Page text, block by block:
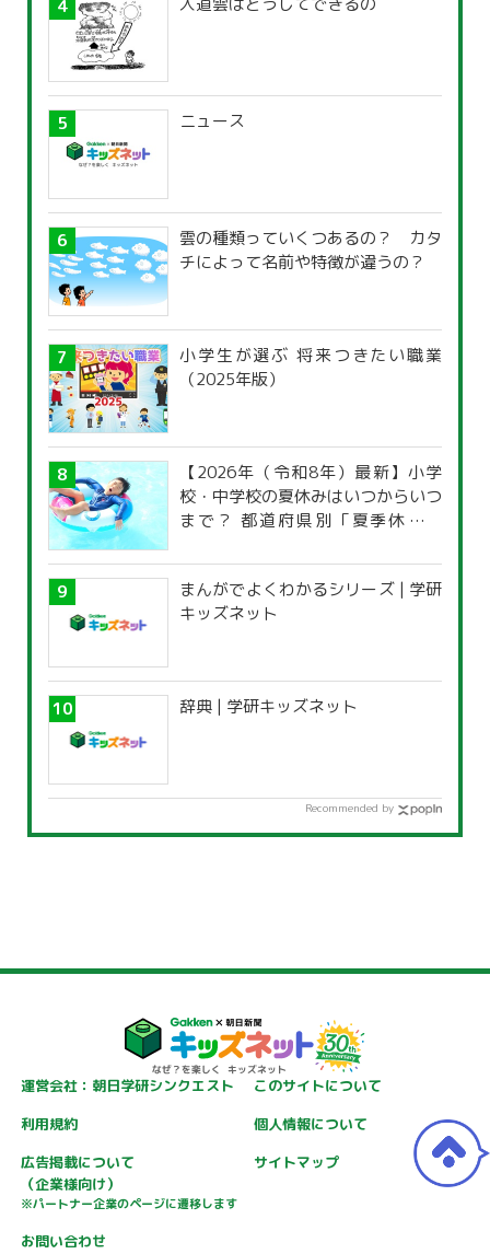
ニュース
雲の種類っていくつあるの？ カタ
チによって名前や特徴が違うの？
小学生が選ぶ 将来つきたい職業
（2025年版）
【2026年（令和8年）最新】小学
校・中学校の夏休みはいつからいつ
まで？ 都道府県別「夏季休暇一
まんがでよくわかるシリーズ | 学研
キッズネット
辞典 | 学研キッズネット
Recommended by
運営会社：朝日学研シンクエスト
このサイトについて
利用規約
個人情報について
広告掲載について
（企業様向け）
※パートナー企業のページに遷移します
サイトマップ
お問い合わせ